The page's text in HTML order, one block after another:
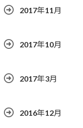
2017年11月
2017年10月
2017年3月
2016年12月